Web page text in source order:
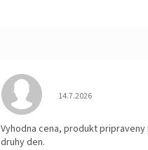
Hodnotenie obchodu
14.7.2026
Vyhodna cena, produkt
druhy den.